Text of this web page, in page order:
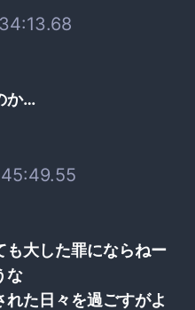
か…
も大した罪にならねー
な
た日々を過ごすがよ